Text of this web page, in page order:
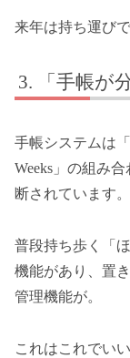
来年は持ち運び
「手帳が
手帳システムは
Weeks」の組み
断されています。
普段持ち歩く「
機能があり、置
管理機能が。
これはこれでい